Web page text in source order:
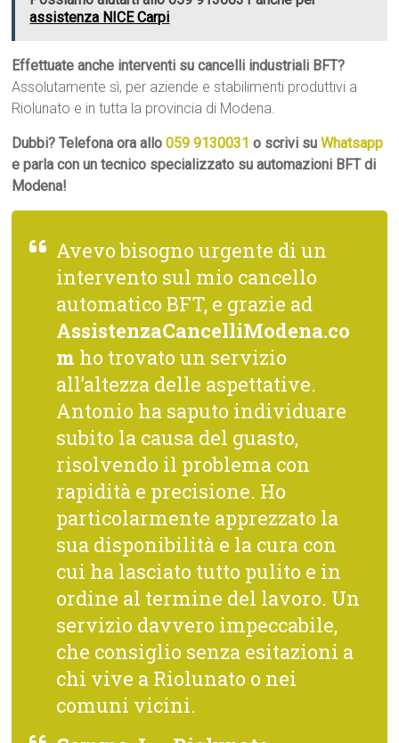
assistenza NICE Carpi
Effettuate anche interventi su cancelli industriali BFT?
Assolutamente sì, per aziende e stabilimenti produttivi a
Riolunato e in tutta la provincia di Modena.
Dubbi? Telefona ora allo059 9130031 o scrivi suWhatsapp
e parla con un tecnico specializzato su automazioni BFT di
Modena!
Avevo bisogno urgente di un
intervento sul mio cancello
automatico BFT, e grazie ad
AssistenzaCancelliModena.co
m ho trovato un servizio
all’altezza delle aspettative.
Antonio ha saputo individuare
subito la causa del guasto,
risolvendo il problema con
rapidità e precisione. Ho
particolarmente apprezzato la
sua disponibilità e la cura con
cui ha lasciato tutto pulito e in
ordine al termine del lavoro. Un
servizio davvero impeccabile,
che consiglio senza esitazioni a
chi vive a Riolunato o nei
comuni vicini.